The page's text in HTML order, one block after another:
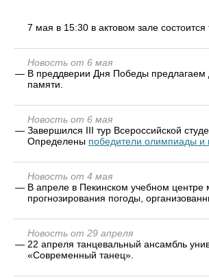
7 мая в 15:30 в актовом зале
Новость от 6 мая
— В преддверии Дня Победы предлагаем
памяти.
Новость от 6 мая
— Завершился III тур Всероссийской
Определены победители олимпиады и
Новость от 4 мая
— В апреле в Пекинском учебном центре
прогнозирования погоды,
Новость от 29 апреля
— 22 апреля танцевальный ансамбль
«Современный танец».